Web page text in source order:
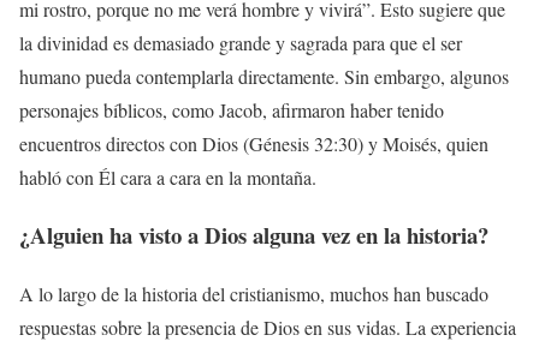
mi rostro, porque no me verá hombre y vivirá”. Esto sugiere que
la divinidad es demasiado grande y sagrada para que el ser
humano pueda contemplarla directamente. Sin embargo, algunos
personajes bíblicos, como Jacob, afirmaron haber tenido
encuentros directos con Dios (Génesis 32:30) y Moisés, quien
habló con Él cara a cara en la montaña.
¿Alguien ha visto a Dios alguna vez en la historia?
A lo largo de la historia del cristianismo, muchos han buscado
respuestas sobre la presencia de Dios en sus vidas. La experiencia